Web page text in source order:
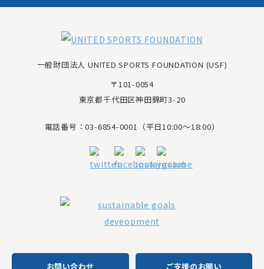
一般財団法人 UNITED SPORTS FOUNDATION (USF)
〒101-0054
東京都千代田区神田錦町3-20
電話番号：03-6854-0001（平日10:00～18:00）
お問い合わせ ご支援のお願い